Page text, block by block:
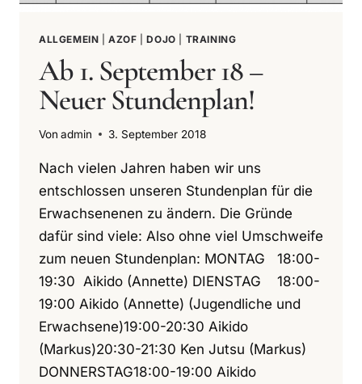
ALLGEMEIN |AZOF |DOJO TRAINING
Ab 1. September 18 –
Neuer Stundenplan!
Von admin 3. September 2018
Nach vielen Jahren haben wir uns
entschlossen unseren Stundenplan für die
Erwachsenenen zu ändern. Die Gründe
dafür sind viele: Also ohne viel Umschweife
zum neuen Stundenplan: MONTAG 18:00-
19:30 Aikido (Annette) DIENSTAG 18:00-
19:00 Aikido (Annette) (Jugendliche und
Erwachsene)19:00-20:30 Aikido
(Markus)20:30-21:30 Ken Jutsu (Markus)
DONNERSTAG18:00-19:00 Aikido